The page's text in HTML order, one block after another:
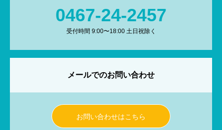
0467-24-2457
受付時間 9:00〜18:00 土日祝除く
メールでのお問い合わせ
お問い合わせはこちら